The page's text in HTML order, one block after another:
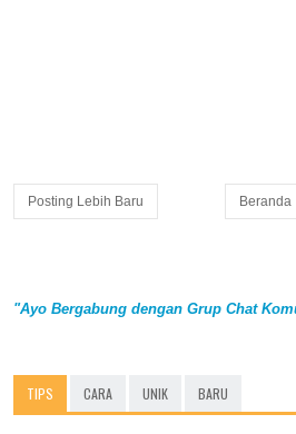
Posting Lebih Baru Beranda
"Ayo Bergabung dengan Grup Chat
TIPS CARA UNIK BARU